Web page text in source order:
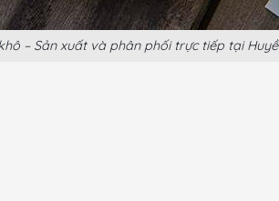
– Sản xuất và phân phối trực tiếp tại